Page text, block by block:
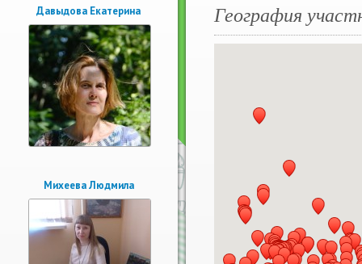
Давыдова Екатерина
Михеева Людмила
География